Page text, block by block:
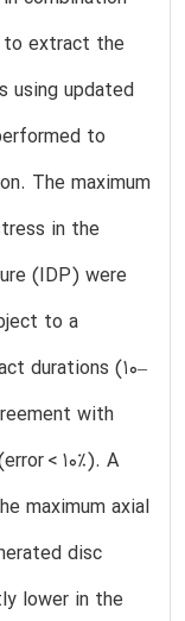
extract the
using updated
to
The maximum
in the
(IDP) were
to a
durations (10–
with
< 10%). A
maximum axial
disc
lower in the